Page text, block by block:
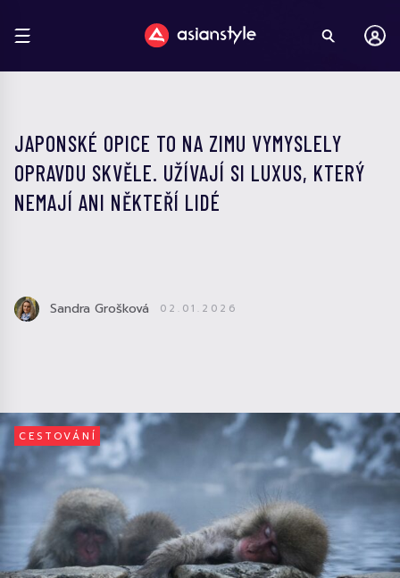
JAPONSKÉ OPICE TO NA ZIMU VYMYSLELY
OPRAVDU SKVĚLE. UŽÍVAJÍ SI LUXUS, KTERÝ
NEMAJÍ ANI NĚKTEŘÍ LIDÉ
Sandra Grošková 02.01.2026
CESTOVÁNÍ